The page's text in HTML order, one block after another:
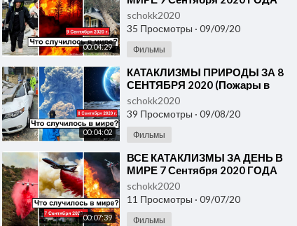
00:04:29
#ДрожьЗемли #Катаклизмы
schokk2020
35 Просмотры · 09/09/20
Фильмы
00:04:02
⁣КАТАКЛИЗМЫ ПРИРОДЫ ЗА 8
СЕНТЯБРЯ 2020 (Пожары в
США, Сенегал наводнение,
Встреча Луны и Марса)
schokk2020
39 Просмотры · 09/08/20
Фильмы
00:07:39
⁣ВСЕ КАТАКЛИЗМЫ ЗА ДЕНЬ В
МИРЕ 7 Сентября 2020 ГОДА
#ДрожьЗемли #Катаклизмы
schokk2020
11 Просмотры · 09/07/20
Фильмы